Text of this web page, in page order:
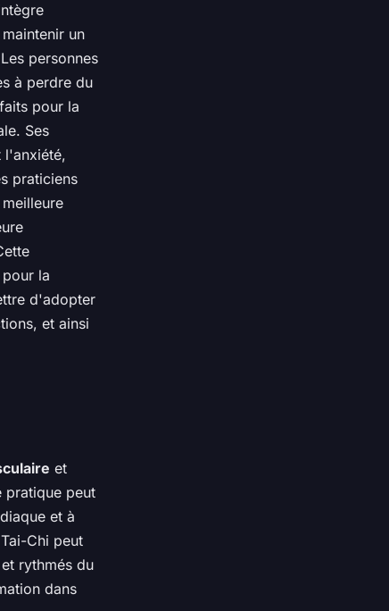
un
personnes
à perdre du
pour la
Ses
l'anxiété,
praticiens
la
d'adopter
et ainsi
et
pratique peut
et à
Chi peut
rythmés du
dans